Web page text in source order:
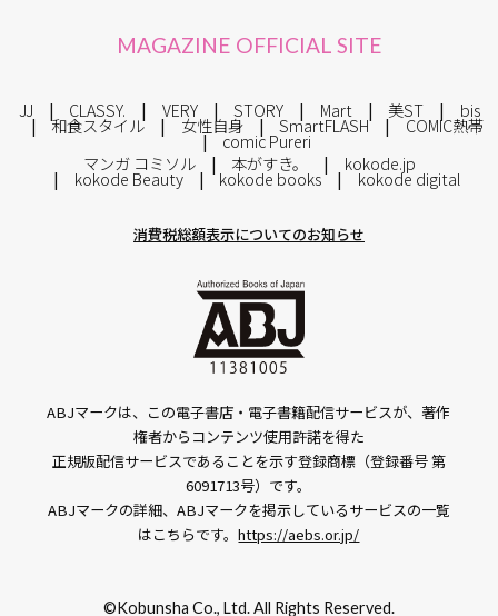
MAGAZINE OFFICIAL SITE
JJ CLASSY. VERY STORY Mart 美ST bis
和食スタイル 女性自身 SmartFLASH COMIC熱帯
comic Pureri
マンガ コミソル
本がすき。 kokode.jp
kokode Beauty kokode books kokode digital
消費税総額表示についてのお知らせ
ABJマークは、この電子書店・電子書籍配信サービスが、著作
権者からコンテンツ使用許諾を得た
正規版配信サービスであることを示す登録商標（登録番号 第
6091713号）です。
ABJマークの詳細、ABJマークを掲示しているサービスの一覧
はこちらです。https://aebs.or.jp/
©Kobunsha Co., Ltd. All Rights Reserved.